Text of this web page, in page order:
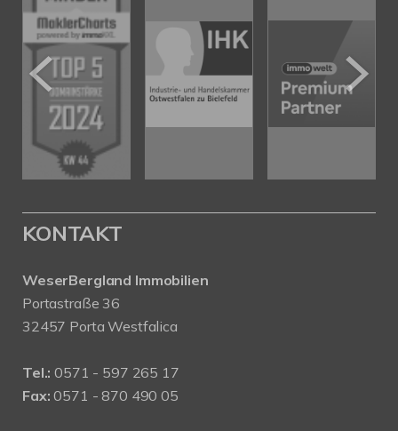
KONTAKT
WeserBergland Immobilien
Portastraße 36
32457 Porta Westfalica
Tel.: 0571 - 597 265 17
Fax: 0571 - 870 490 05